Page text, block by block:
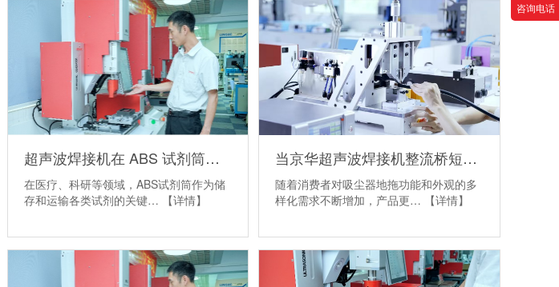
超声波焊接机在 ABS 试剂筒焊接中的应用、挑战与应对策略
在医疗、科研等领域，ABS试剂筒作为储
存和运输各类试剂的关键…
【详情】
当京华超声波焊接机整流桥短路?灵高故障维修指南
随着消费者对吸尘器地拖功能和外观的多
样化需求不断增加，产品更…
【详情】
咨询电话